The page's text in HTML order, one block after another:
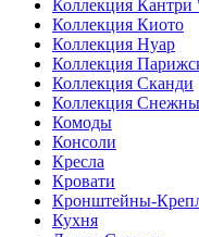
Коллекция Кантри
Коллекция Киото
Коллекция Нуар
Коллекция
Коллекция Сканди
Коллекция
Комоды
Консоли
Кресла
Кровати
Кронштейны-
Кухня